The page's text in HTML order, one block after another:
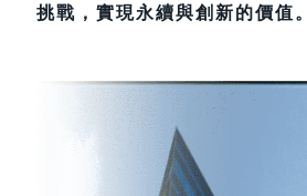
挑戰，實現永續與創新的價值。